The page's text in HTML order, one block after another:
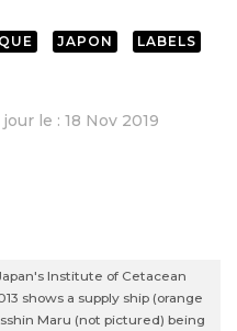
JAPON
LABELS
le : 18 Nov 2019
FACEBOOK
SUR
Institute of Cetacean
shows a supply ship (orange
Maru (not pictured) being